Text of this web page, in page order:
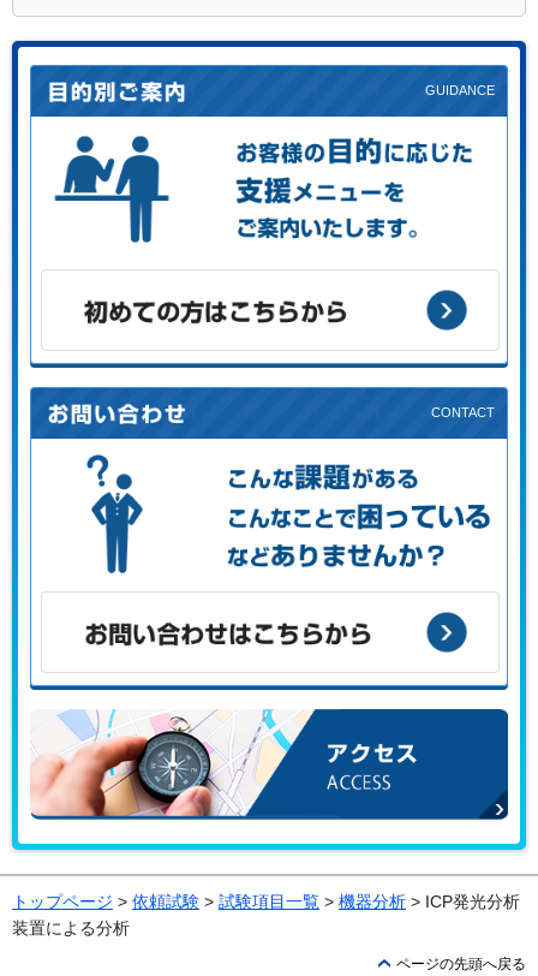
お客様の目的に応じた支援メニューをご案内します。
初めての方はこちらから
こんな課題がある、こんなことで困っている、などありませ
お問い合わせはこちらから
トップページ > 依頼試験 > 試験項目一覧 > 機器分析 > ICP発光分析
装置による分析
ページの先頭へ戻る